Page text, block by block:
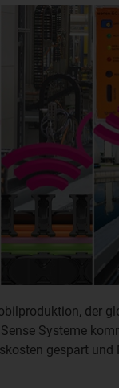
der
Systeme
gespart